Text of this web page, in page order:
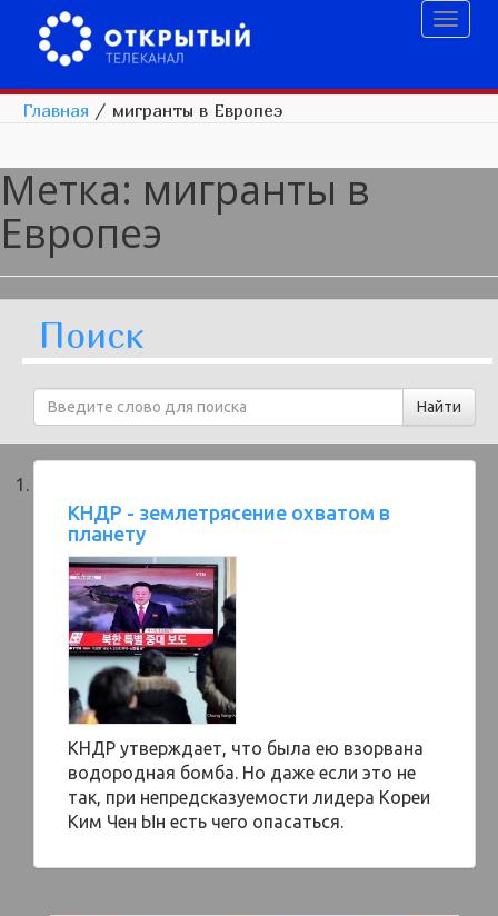
Главная / мигранты в Европеэ
Метка: мигранты в
Европеэ
Поиск
КНДР - землетрясение охватом в
планету
КНДР утверждает, что была ею взорвана
водородная бомба. Но даже если это не
так, при непредсказуемости лидера Кореи
Ким Чен Ын есть чего опасаться.